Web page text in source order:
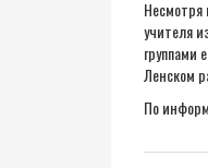
Несмотря
учителя
группами
Ленском
По